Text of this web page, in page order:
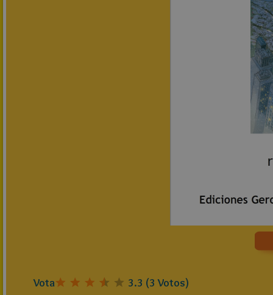
Vota 3.3 (3 Votos)